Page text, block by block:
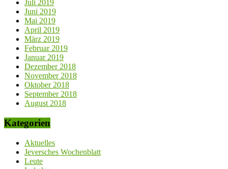
Juli 2019
Juni 2019
Mai 2019
April 2019
März 2019
Februar 2019
Januar 2019
Dezember 2018
November 2018
Oktober 2018
September 2018
August 2018
Kategorien
Aktuelles
Jeversches Wochenblatt
Leute